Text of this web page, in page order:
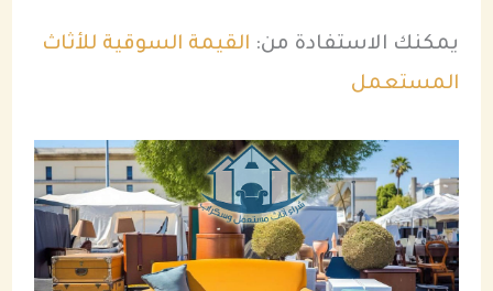
يمكنك الاستفادة من: القيمة السوقية للأثاث
المستعمل